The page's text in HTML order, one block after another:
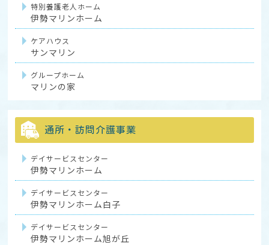
特別養護老人ホーム
伊勢マリンホーム
ケアハウス
サンマリン
グループホーム
マリンの家
通所・訪問介護事業
デイサービスセンター
伊勢マリンホーム
デイサービスセンター
伊勢マリンホーム白子
デイサービスセンター
伊勢マリンホーム旭が丘